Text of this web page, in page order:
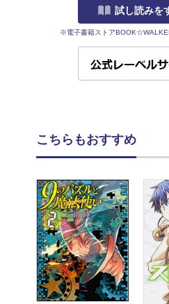
試し読みを
※電子書籍ストア
こちらもおすすめ